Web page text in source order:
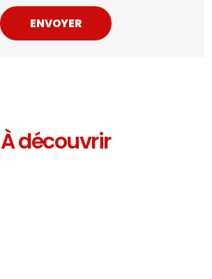
À découvrir